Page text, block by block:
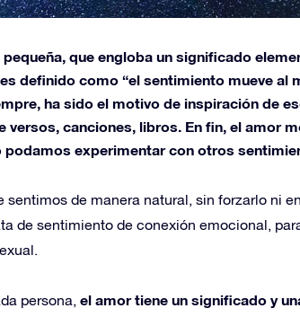
que engloba un significado
definido como “el sentimiento mueve al
ha sido el motivo de inspiración de
versos, canciones, libros. En fin, el amor
podamos experimentar con otros
sentimos de manera natural, sin forzarlo ni
de sentimiento de conexión emocional,
persona, el amor tiene un significado y